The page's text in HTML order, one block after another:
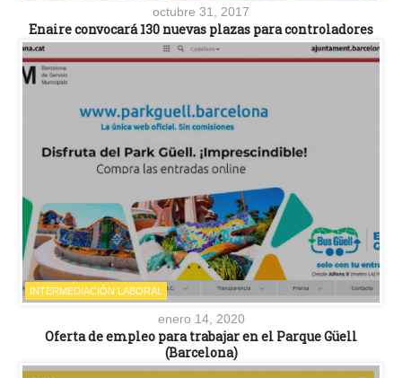
octubre 31, 2017
Enaire convocará 130 nuevas plazas para controladores
INTERMEDIACIÓN LABORAL
enero 14, 2020
Oferta de empleo para trabajar en el Parque Güell
(Barcelona)